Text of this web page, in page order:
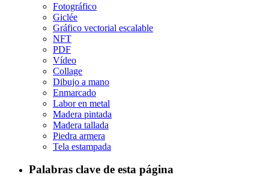
Fotográfico
Giclée
Gráfico vectorial escalable
NFT
PDF
Vídeo
Collage
Dibujo a mano
Enmarcado
Labor en metal
Madera pintada
Madera tallada
Piedra armera
Tela estampada
Palabras clave de esta página